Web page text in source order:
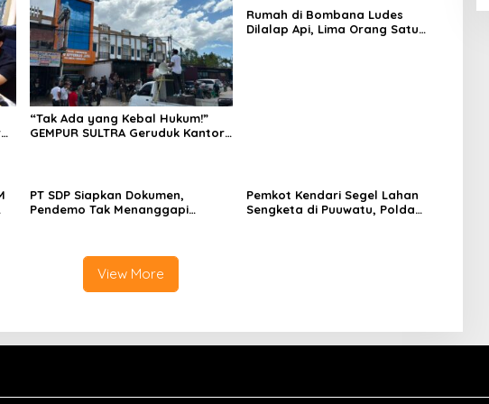
“Tak Ada yang Kebal Hukum!”
GEMPUR SULTRA Geruduk Kantor
Rumah di Bombana Ludes
Dilalap Api, Lima Orang Satu
PT SDP Siapkan Dokumen,
Pendemo Tak Menanggapi
Pemkot Kendari Segel Lahan
Sengketa di Puuwatu, Polda
View More